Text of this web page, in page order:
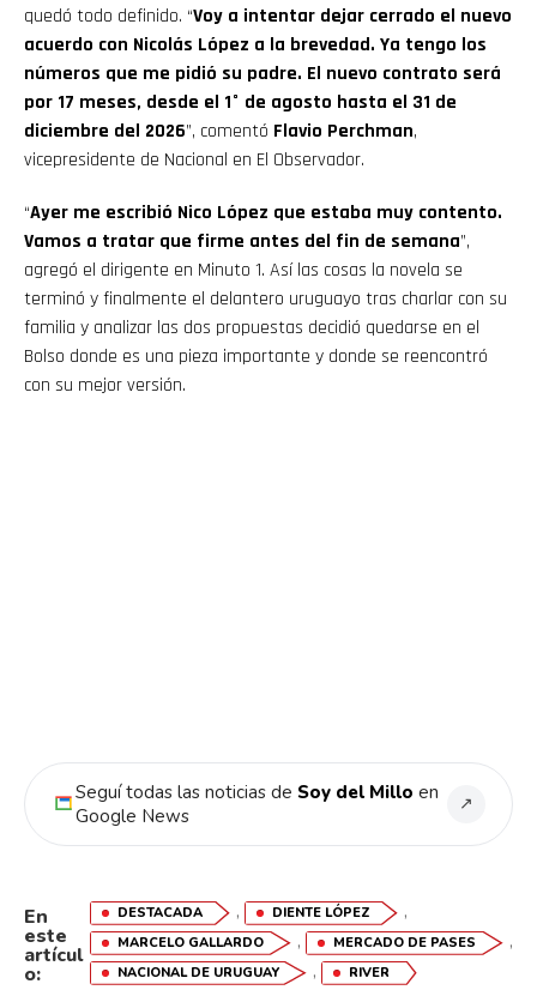
quedó todo definido. “Voy a intentar dejar cerrado el nuevo
acuerdo con Nicolás López a la brevedad. Ya tengo los
números que me pidió su padre. El nuevo contrato será
por 17 meses, desde el 1° de agosto hasta el 31 de
diciembre del 2026”, comentó Flavio Perchman,
vicepresidente de Nacional en El Observador.
“Ayer me escribió Nico López que estaba muy contento.
Vamos a tratar que firme antes del fin de semana”,
agregó el dirigente en Minuto 1. Así las cosas la novela se
terminó y finalmente el delantero uruguayo tras charlar con su
familia y analizar las dos propuestas decidió quedarse en el
Bolso donde es una pieza importante y donde se reencontró
con su mejor versión.
Seguí todas las noticias de Soy del Millo en
Google News
↗
En
este
artícul
o:
DESTACADA , DIENTE LÓPEZ ,
MARCELO GALLARDO , MERCADO DE PASES ,
NACIONAL DE URUGUAY , RIVER